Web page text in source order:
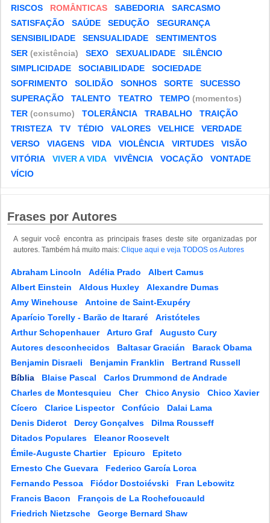
RISCOS
ROMÂNTICAS SABEDORIA
SARCASMO
SATISFAÇÃO
SAÚDE SEDUÇÃO
SEGURANÇA
SENSIBILIDADE
SENSUALIDADE
SENTIMENTOS
SER (existência) SEXO SEXUALIDADE
SILÊNCIO
SIMPLICIDADE
SOCIABILIDADE
SOCIEDADE
SOFRIMENTO
SOLIDÃO SONHOS SORTE
SUCESSO
SUPERAÇÃO
TALENTO TEATRO TEMPO (momentos)
TER (consumo) TOLERÂNCIA TRABALHO
TRAIÇÃO
TRISTEZA
TV TÉDIO VALORES VELHICE
VERDADE
VERSO
VIAGENS VIDA VIOLÊNCIA VIRTUDES
VISÃO
VITÓRIA
VIVER A VIDA VIVÊNCIA VOCAÇÃO
VONTADE
VÍCIO
Frases por Autores
A seguir você encontra as principais frases deste site organizadas por
autores. Também há muito mais: Clique aqui e veja TODOS os Autores
Abraham Lincoln Adélia Prado
Albert Camus
Albert Einstein
Aldous Huxley
Alexandre Dumas
Amy Winehouse
Antoine de Saint-Exupéry
Aparício Torelly - Barão de Itararé
Aristóteles
Arthur Schopenhauer
Arturo Graf
Augusto Cury
Autores desconhecidos
Baltasar Gracián
Barack Obama
Benjamin Disraeli
Benjamin Franklin
Bertrand Russell
Bíblia
Blaise Pascal
Carlos Drummond de Andrade
Charles de Montesquieu
Cher Chico Anysio
Chico Xavier
Cícero
Clarice Lispector Confúcio
Dalai Lama
Denis Diderot
Dercy Gonçalves
Dilma Rousseff
Ditados Populares
Eleanor Roosevelt
Émile-Auguste Chartier
Epicuro
Epiteto
Ernesto Che Guevara
Federico García Lorca
Fernando Pessoa
Fiódor Dostoiévski
Fran Lebowitz
Francis Bacon
François de La Rochefoucauld
Friedrich Nietzsche
George Bernard Shaw